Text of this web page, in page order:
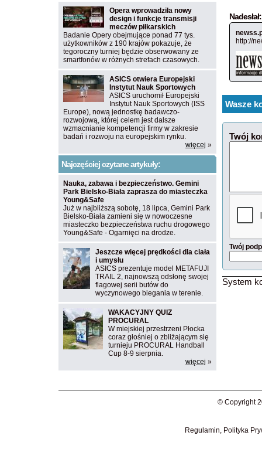
Nadesłał:
http://
Wasze
Twój
Twój
System
Opera wprowadziła nowy
design i funkcje transmisji
meczów piłkarskich
Badanie Opery obejmujące ponad 77 tys.
użytkowników z 190 krajów pokazuje, że
tegoroczny turniej będzie obserwowany ze
smartfonów w różnych strefach czasowych.
ASICS otwiera Europejski
Instytut Nauk Sportowych
ASICS uruchomił Europejski
Instytut Nauk Sportowych (ISS
Europe), nową jednostkę badawczo-
rozwojową, której celem jest dalsze
wzmacnianie kompetencji firmy w zakresie
badań i rozwoju na europejskim rynku.
więcej »
Najczęściej czytane artykuły:
Nauka, zabawa i bezpieczeństwo. Gemini
Park Bielsko-Biała zaprasza do miasteczka
Young&Safe
Już w najbliższą sobotę, 18 lipca, Gemini Park
Bielsko-Biała zamieni się w nowoczesne
miasteczko bezpieczeństwa ruchu drogowego
Young&Safe - Ogarnięci na drodze.
Jeszcze więcej prędkości dla ciała
i umysłu
ASICS prezentuje model METAFUJI
TRAIL 2, najnowszą odsłonę swojej
flagowej serii butów do
wyczynowego biegania w terenie.
WAKACYJNY QUIZ
PROCURAL
W miejskiej przestrzeni Płocka
coraz głośniej o zbliżającym się
turnieju PROCURAL Handball
Cup 8-9 sierpnia.
więcej »
© Copyright
Regulamin, Polityka